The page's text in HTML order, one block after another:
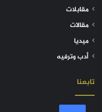
مقابلات
مقالات
ميديا
أدب وترفيه
تابعنا